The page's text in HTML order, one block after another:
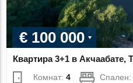
€ 100 000
Квартира 3+1 в Акчаабате,
Комнат:4